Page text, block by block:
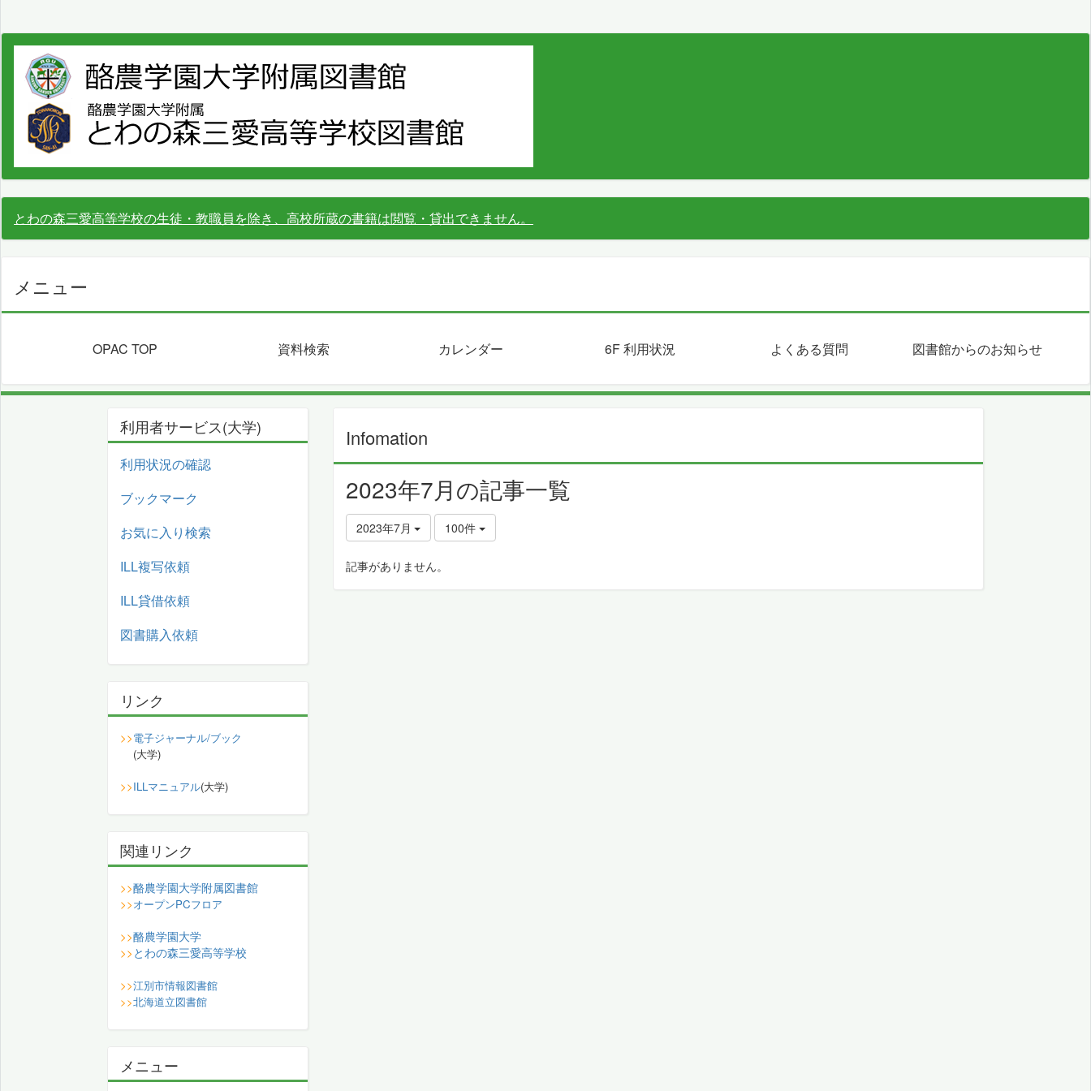
とわの森三愛高等学校の生徒・教職員を除き、高校所蔵の書籍は閲覧・貸出できません。
メニュー
OPAC TOP 資料検索 カレンダー 6F 利用状況 よくある質問 図書館からのお知らせ
Infomation
2023年7月の記事一覧
2023年7月 100件
記事がありません。
利用者サービス(大学)
利用状況の確認
ブックマーク
お気に入り検索
ILL複写依頼
ILL貸借依頼
図書購入依頼
リンク
>>電子ジャーナル/ブック
(大学)
>>ILLマニュアル(大学)
関連リンク
>>酪農学園大学附属図書館
>>オープンPCフロア
>>酪農学園大学
>> とわの森三愛高等学校
>>江別市情報図書館
>>北海道立図書館
メニュー